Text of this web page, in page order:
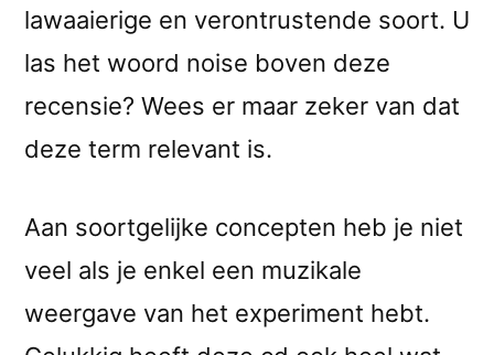
lawaaierige en verontrustende soort. U
las het woord noise boven deze
recensie? Wees er maar zeker van dat
deze term relevant is.
Aan soortgelijke concepten heb je niet
veel als je enkel een muzikale
weergave van het experiment hebt.